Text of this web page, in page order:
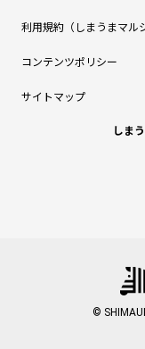
利用規約（しまうまマル
コンテンツポリシー
サイトマップ
しま
©